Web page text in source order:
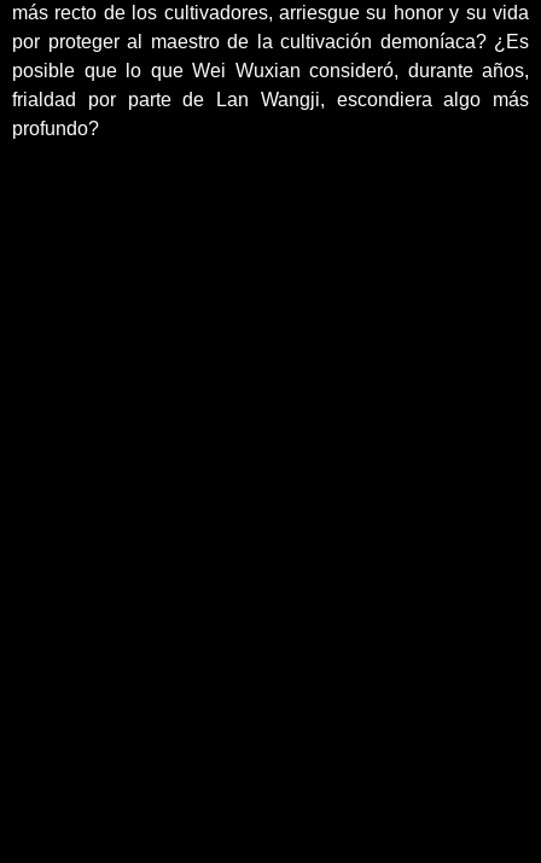
más recto de los cultivadores, arriesgue su honor y su vida
por proteger al maestro de la cultivación demoníaca? ¿Es
posible que lo que Wei Wuxian consideró, durante años,
frialdad por parte de Lan Wangji, escondiera algo más
profundo?